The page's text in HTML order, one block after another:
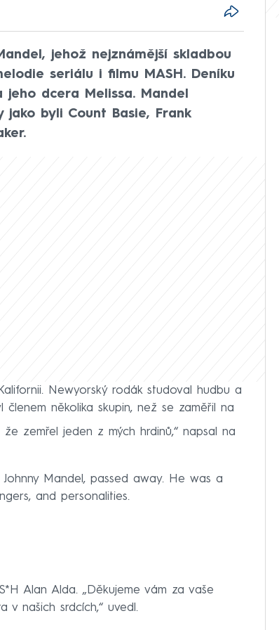
jehož nejznámější skladbou
seriálu i filmu MASH. Deníku
dcera Melissa. Mandel
byli Count Basie, Frank
Newyorský rodák studoval hudbu a
několika skupin, než se zaměřil na
zemřel jeden z mých hrdinů,“ napsal na
Mandel, passed away. He was a
and personalities.
Alan Alda. „Děkujeme vám za vaše
v našich srdcích,“ uvedl.